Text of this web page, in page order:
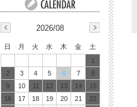
2026/08
日 月 火 水 木 金
土
1
2
3 4 5 6 7
8
9
10 11 12 13 14
15
16
17 18 19 20 21
22